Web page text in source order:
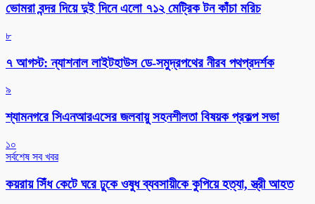
ভোমরা বন্দর দিয়ে দুই দিনে এলো ৭১২ মেট্রিক টন কাঁচা মরিচ
৮
৭ আগস্ট: ন্যাশনাল লাইটহাউস ডে-সমুদ্রপথের নীরব পথপ্রদর্শক
৯
শ্যামনগরে সিএনআরএসের জলবায়ু সহনশীলতা বিষয়ক প্রকল্প সভা
১০
সর্বশেষ সব খবর
কয়রায় সিঁধ কেটে ঘরে ঢুকে ওষুধ ব্যবসায়ীকে কুপিয়ে হত্যা, স্ত্রী আহত